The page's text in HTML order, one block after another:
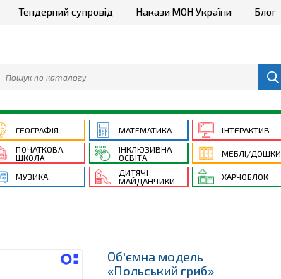
Тендерний супровід Накази МОН України Блог
ГЕОГРАФІЯ МАТЕМАТИКА ІНТЕРАКТИВ
ПОЧАТКОВА
ШКОЛА
ІНКЛЮЗИВНА
ОСВІТА
МЕБЛІ/ДОШКИ
МУЗИКА
ДИТЯЧІ
МАЙДАНЧИКИ
ХАРЧОБЛОК
Об'ємна модель
«Польський гриб»